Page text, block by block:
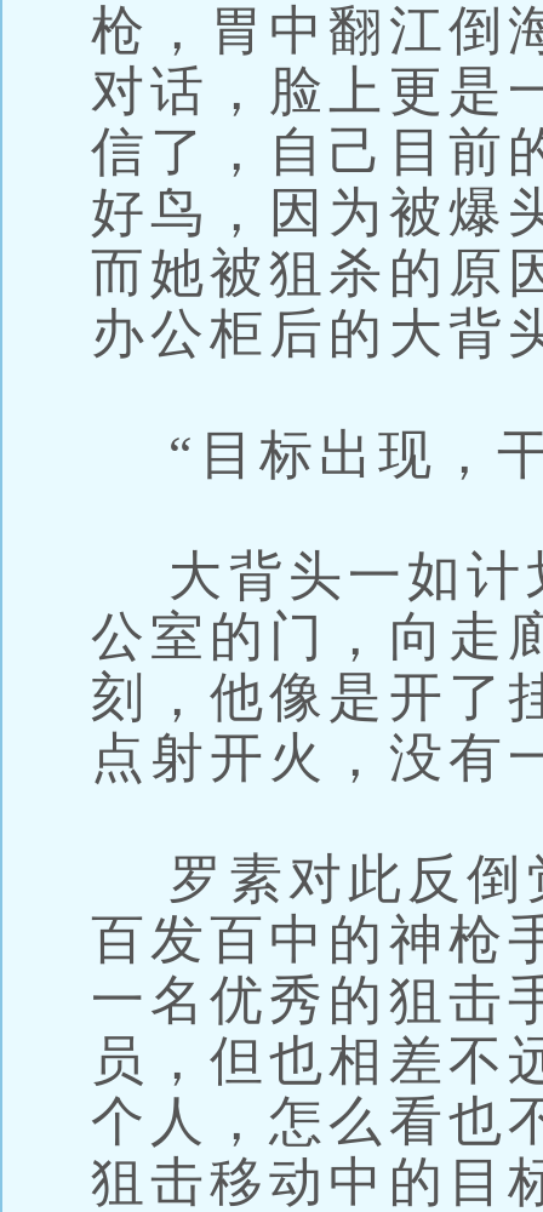
枪，胃中翻江倒
对话，脸上更是
信了，自己目前
好鸟，因为被爆
而她被狙杀的原
办公柜后的大背
“目标出现，
大背头一如计
公室的门，向走
刻，他像是开了
点射开火，没有
罗素对此反倒
百发百中的神枪
一名优秀的狙击
员，但也相差不
个人，怎么看也
狙击移动中的目